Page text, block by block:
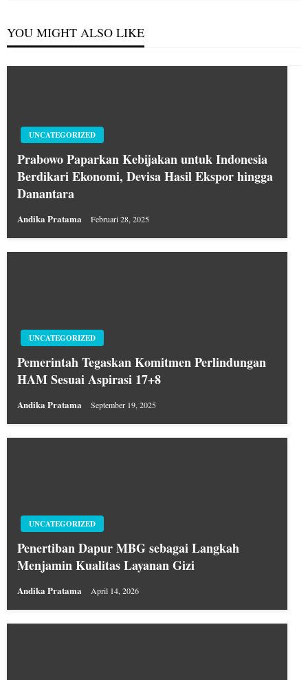
YOU MIGHT ALSO LIKE
UNCATEGORIZED
Prabowo Paparkan Kebijakan untuk Indonesia
Berdikari Ekonomi, Devisa Hasil Ekspor hingga
Danantara
Andika Pratama Februari 28, 2025
UNCATEGORIZED
Pemerintah Tegaskan Komitmen Perlindungan
HAM Sesuai Aspirasi 17+8
Andika Pratama September 19, 2025
UNCATEGORIZED
Penertiban Dapur MBG sebagai Langkah
Menjamin Kualitas Layanan Gizi
Andika Pratama April 14, 2026